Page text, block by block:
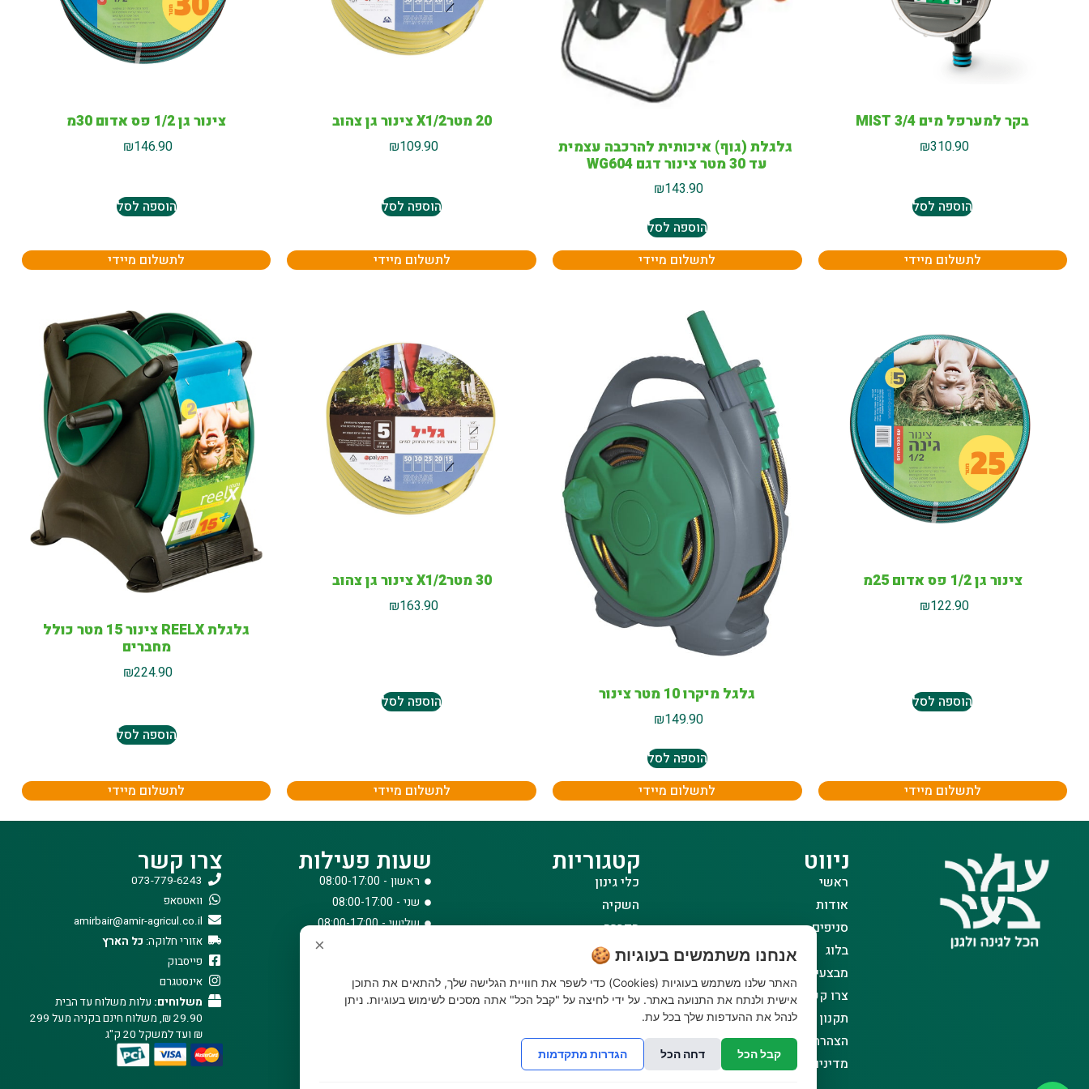
בקר למערפל מים MIST 3/4
₪310.90
הוספה לסל
לתשלום מיידי
גלגלת (גוף) איכותית להרכבה עצמית
עד 30 מטר צינור דגם WG604
₪143.90
הוספה לסל
לתשלום מיידי
20 מטרX1/2 צינור גן צהוב
₪109.90
הוספה לסל
לתשלום מיידי
צינור גן 1/2 פס אדום 30מ
₪146.90
הוספה לסל
לתשלום מיידי
צינור גן 1/2 פס אדום 25מ
₪122.90
הוספה לסל
לתשלום מיידי
גלגל מיקרו 10 מטר צינור
₪149.90
הוספה לסל
לתשלום מיידי
30 מטרX1/2 צינור גן צהוב
₪163.90
הוספה לסל
לתשלום מיידי
גלגלת REELX צינור 15 מטר כולל
מחברים
₪224.90
הוספה לסל
לתשלום מיידי
ניווט
ראשי
אודות
סניפים
בלוג
מבצעים
צרו קשר
תקנון אתר
הצהרת נגישות
מדיניות פרטיות
קטגוריות
כלי גינון
השקיה
הדברה
דשנים
דשא סינטטי ואביזרים
ביגוד והנעלה
טרקטורוני כיסוח
שעות פעילות
ראשון - 08:00-17:00
שני - 08:00-17:00
שלישי - 08:00-17:00
שישי - 08:00-12:30
צרו קשר
073-779-6243
וואטסאפ
amirbair@amir-agricul.co.il
אזורי חלוקה: כל הארץ
פייסבוק
אינסטגרם
משלוחים: עלות משלוח עד הבית
29.90 ₪, משלוח חינם בקניה מעל 299
₪ ועד למשקל 20 ק"ג
× אנחנו משתמשים בעוגיות 🍪
האתר שלנו משתמש בעוגיות (Cookies) כדי לשפר את חוויית הגלישה שלך, להתאים את התוכן
אישית ולנתח את התנועה באתר. על ידי לחיצה על "קבל הכל" אתה מסכים לשימוש בעוגיות. ניתן
לנהל את ההעדפות שלך בכל עת.
קבל הכל דחה הכל הגדרות מתקדמות